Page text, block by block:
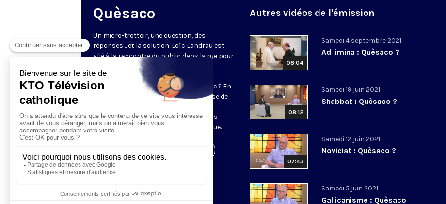
Quèsaco
Un micro-trottoir, une question, des
réponses… et la solution. Loïc Landrau est
allé à la rencontre du public dans la rue pour
l’interroger sur un mot ou un concept
catholique : que veulent dire des mots
comme miséricorde, narthex ou rosaire ? En
plateau, le père Bernard Klasen (diocèse de
question. 3 minutes pour rafraîchir nos
connaissances sur la culture catholique.
Autres vidéos de l'émission
08:04
Samedi 4 septembre 2021
Ad limina : Quèsaco ?
08:12
Samedi 19 juin 2021
Shabbat : Quèsaco ?
07:43
Samedi 12 juin 2021
Noviciat : Quèsaco ?
Samedi 5 juin 2021
Gallicanisme : Quèsaco